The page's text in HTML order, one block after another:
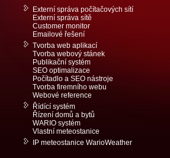
Externí správa počítačových sítí
Externí správa sítě
Customer monitor
Emailové řešení
Tvorba web aplikací
Tvorba webový stánek
Publikační systém
SEO optimalizace
Počítadlo a SEO nástroje
Tvorba firemního webu
Webové reference
Řídící systém
Řízení domů a bytů
WARIO systém
Vlastní meteostanice
IP meteostanice WarioWeather